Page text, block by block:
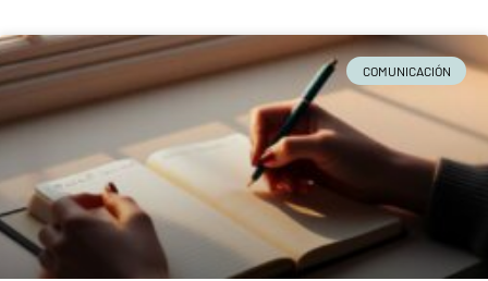
COMUNICACIÓN